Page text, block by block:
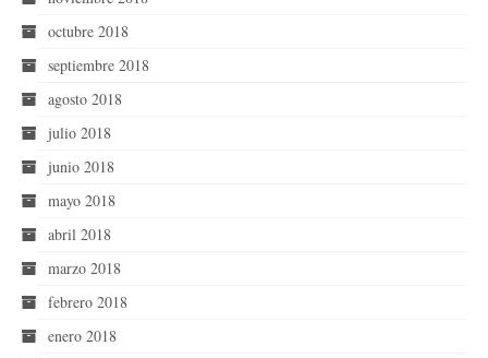
octubre 2018
septiembre 2018
agosto 2018
julio 2018
junio 2018
mayo 2018
abril 2018
marzo 2018
febrero 2018
enero 2018